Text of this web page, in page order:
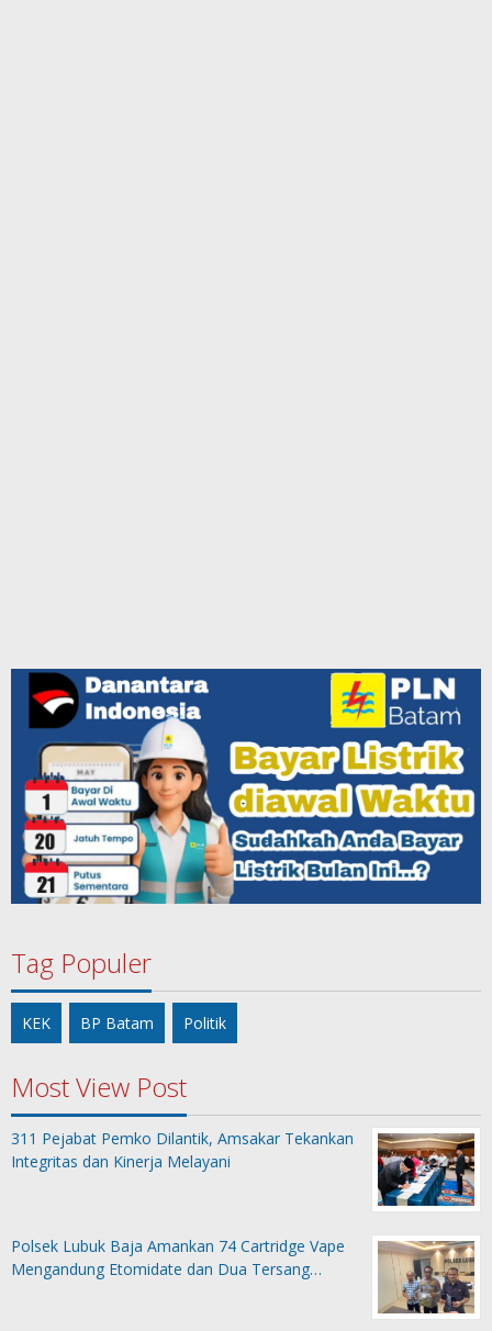
Tag Populer
KEK BP Batam Politik
Most View Post
311 Pejabat Pemko Dilantik, Amsakar Tekankan
Integritas dan Kinerja Melayani
Polsek Lubuk Baja Amankan 74 Cartridge Vape
Mengandung Etomidate dan Dua Tersang…